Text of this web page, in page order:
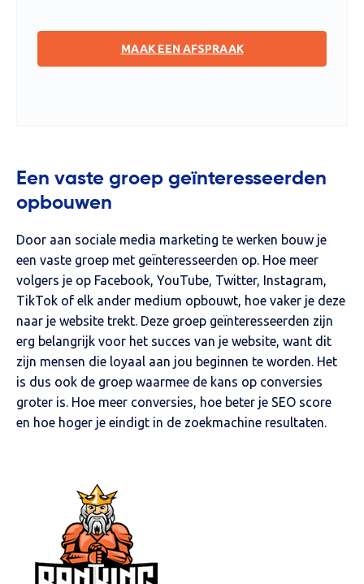
MAAK EEN AFSPRAAK
Een vaste groep geïnteresseerden
opbouwen
Door aan sociale media marketing te werken bouw je
een vaste groep met geïnteresseerden op. Hoe meer
volgers je op Facebook, YouTube, Twitter, Instagram,
TikTok of elk ander medium opbouwt, hoe vaker je deze
naar je website trekt. Deze groep geïnteresseerden zijn
erg belangrijk voor het succes van je website, want dit
zijn mensen die loyaal aan jou beginnen te worden. Het
is dus ook de groep waarmee de kans op conversies
groter is. Hoe meer conversies, hoe beter je SEO score
en hoe hoger je eindigt in de zoekmachine resultaten.